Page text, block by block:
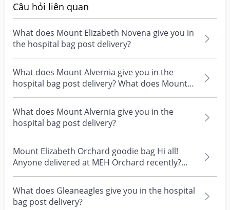
Câu hỏi liên quan
What does Mount Elizabeth Novena give you in
the hospital bag post delivery?
What does Mount Alvernia give you in the
hospital bag post delivery? What does Mount
Alvernia give y...
What does Mount Alvernia give you in the
hospital bag post delivery?
Mount Elizabeth Orchard goodie bag Hi all!
Anyone delivered at MEH Orchard recently?
What do they gi...
What does Gleaneagles give you in the hospital
bag post delivery?